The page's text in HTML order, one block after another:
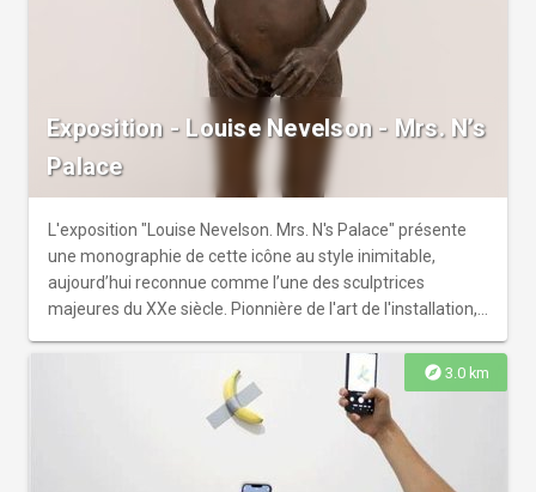
Exposition - Louise Nevelson - Mrs. N’s
Palace
L'exposition "Louise Nevelson. Mrs. N's Palace" présente
une monographie de cette icône au style inimitable,
aujourd’hui reconnue comme l’une des sculptrices
majeures du XXe siècle. Pionnière de l'art de l'installation,
constructivisme, du ready-made ou des pratiques du
collage des mouvements dada et surréalistes, mais ses
sources d’inspiration sont bien plus vastes. Cinquante ans
après sa dernière monographie en France, cette
exposition invite à une immersion dans ses multiples
explore 3.0 km